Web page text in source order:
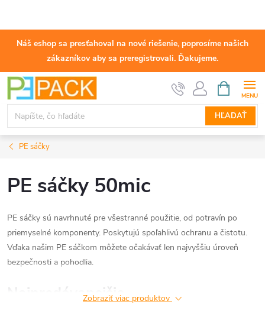
Náš eshop sa presťahoval na nové riešenie, poprosíme našich
zákazníkov aby sa preregistrovali. Ďakujeme.
Prejsť
obsah
HĽADAŤ
KOŠÍK
PE sáčky
PE sáčky 50mic
PE sáčky sú navrhnuté pre všestranné použitie, od potravín po
priemyselné komponenty. Poskytujú spoľahlivú ochranu a čistotu.
Vďaka našim PE sáčkom môžete očakávať len najvyššiu úroveň
bezpečnosti a pohodlia.
NajpredávanejšieZobraziť viac produktov